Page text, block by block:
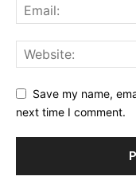
Save my name,
next time I comment.